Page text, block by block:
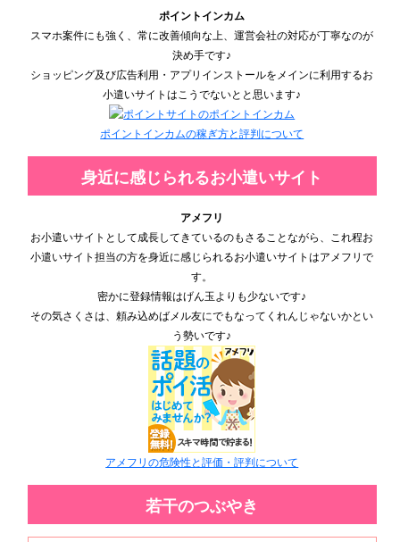
ポイントインカム
スマホ案件にも強く、常に改善傾向な上、運営会社の対応が丁寧なのが
決め手です♪
ショッピング及び広告利用・アプリインストールをメインに利用するお
小遣いサイトはこうでないとと思います♪
ポイントインカムの稼ぎ方と評判について
身近に感じられるお小遣いサイト
アメフリ
お小遣いサイトとして成長してきているのもさることながら、これ程お
小遣いサイト担当の方を身近に感じられるお小遣いサイトはアメフリで
す。
密かに登録情報はげん玉よりも少ないです♪
その気さくさは、頼み込めばメル友にでもなってくれんじゃないかとい
う勢いです♪
アメフリの危険性と評価・評判について
若干のつぶやき